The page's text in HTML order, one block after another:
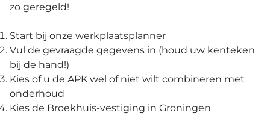
zo geregeld!
Start bij onze werkplaatsplanner
Vul de gevraagde gegevens in (houd uw kenteken
bij de hand!)
Kies of u de APK wel of niet wilt combineren met
onderhoud
Kies de Broekhuis-vestiging in Groningen